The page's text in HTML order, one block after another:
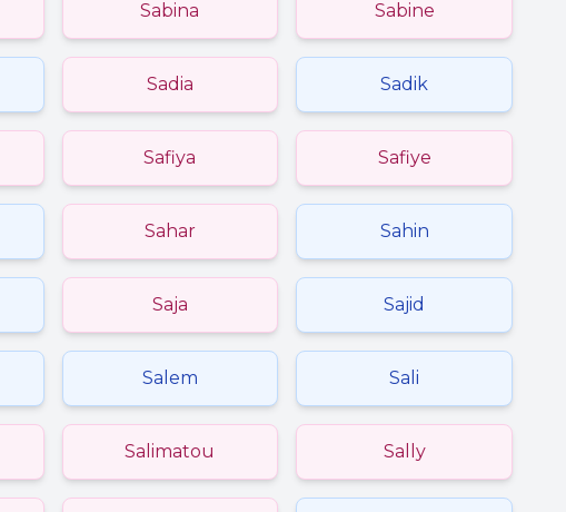
Sabina Sabine
Sadia Sadik
Safiya Safiye
Sahar Sahin
Saja Sajid
Salem Sali
Salimatou Sally